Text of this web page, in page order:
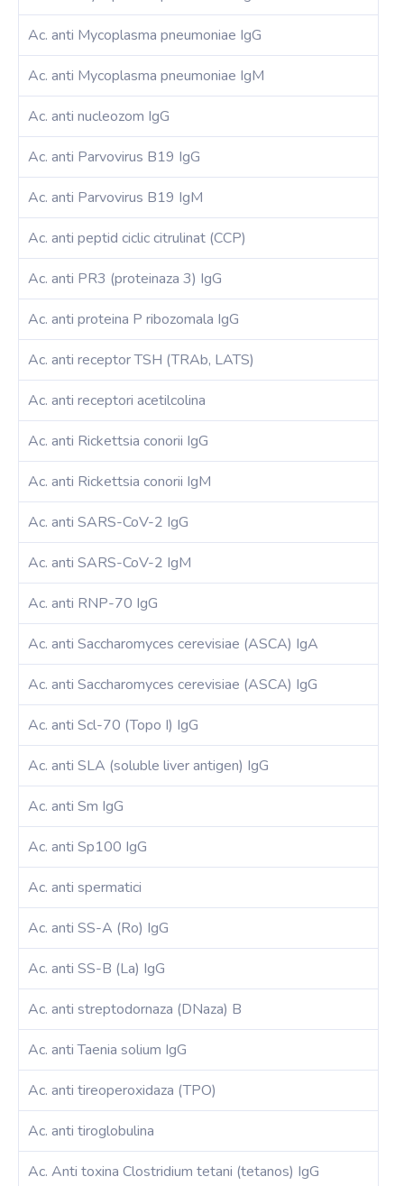
Ac. anti Mycoplasma pneumoniae IgG
Ac. anti Mycoplasma pneumoniae IgM
Ac. anti nucleozom IgG
Ac. anti Parvovirus B19 IgG
Ac. anti Parvovirus B19 IgM
Ac. anti peptid ciclic citrulinat (CCP)
Ac. anti PR3 (proteinaza 3) IgG
Ac. anti proteina P ribozomala IgG
Ac. anti receptor TSH (TRAb, LATS)
Ac. anti receptori acetilcolina
Ac. anti Rickettsia conorii IgG
Ac. anti Rickettsia conorii IgM
Ac. anti SARS-CoV-2 IgG
Ac. anti SARS-CoV-2 IgM
Ac. anti RNP-70 IgG
Ac. anti Saccharomyces cerevisiae (ASCA) IgA
Ac. anti Saccharomyces cerevisiae (ASCA) IgG
Ac. anti Scl-70 (Topo I) IgG
Ac. anti SLA (soluble liver antigen) IgG
Ac. anti Sm IgG
Ac. anti Sp100 IgG
Ac. anti spermatici
Ac. anti SS-A (Ro) IgG
Ac. anti SS-B (La) IgG
Ac. anti streptodornaza (DNaza) B
Ac. anti Taenia solium IgG
Ac. anti tireoperoxidaza (TPO)
Ac. anti tiroglobulina
Ac. Anti toxina Clostridium tetani (tetanos) IgG